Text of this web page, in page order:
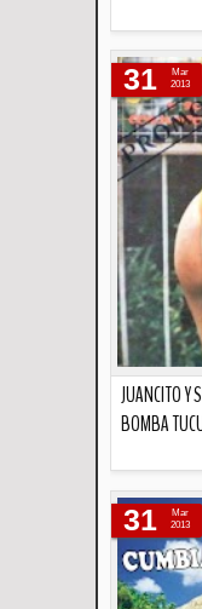
JUANCITO Y
BOMBA
31
Mar
2013
31
Mar
2013